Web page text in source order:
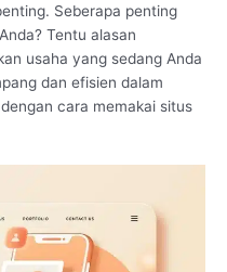
Seberapa penting
Tentu alasan
usaha yang sedang Anda
dan efisien dalam
cara memakai situs